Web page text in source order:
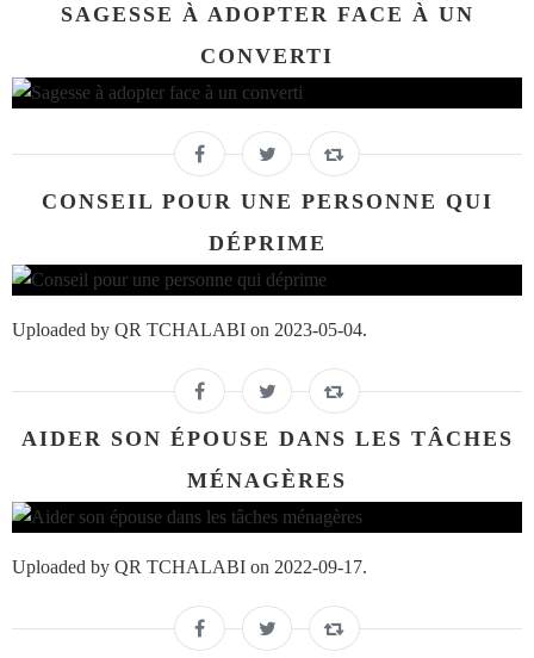
SAGESSE À ADOPTER FACE À UN
CONVERTI
CONSEIL POUR UNE PERSONNE QUI
DÉPRIME
Uploaded by QR TCHALABI on 2023-05-04.
AIDER SON ÉPOUSE DANS LES TÂCHES
MÉNAGÈRES
Uploaded by QR TCHALABI on 2022-09-17.